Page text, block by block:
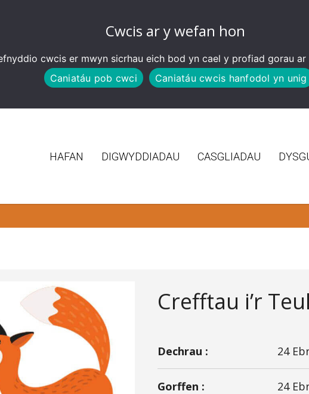
Cwcis ar y wefan hon
cwcis er mwyn sicrhau eich bod yn cael y profiad gorau
Caniatáu pob cwci
Caniatáu cwcis hanfodol yn unig
HAFAN DIGWYDDIADAU CASGLIADAU
Crefftau i’r
Dechrau : 24
Gorffen : 24